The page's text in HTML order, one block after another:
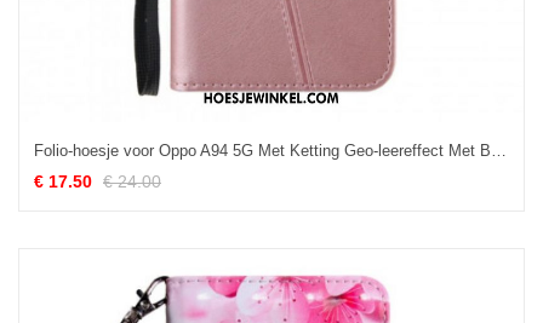
Folio-hoesje voor Oppo A94 5G Met Ketting Geo-leereffect Met Bandjes
€ 17.50 € 24.00